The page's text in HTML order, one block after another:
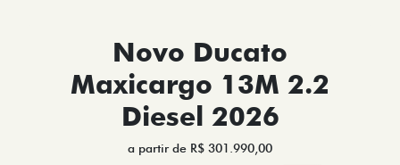
Novo Ducato
Maxicargo 13M 2.2
Diesel 2026
a partir de R$ 301.990,00